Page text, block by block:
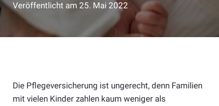
Veröffentlicht am 25. Mai 2022
Die Pflegeversicherung ist ungerecht, denn Familien
mit vielen Kinder zahlen kaum weniger als